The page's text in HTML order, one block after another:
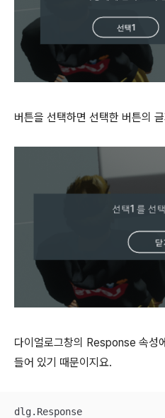
버튼을 선택하면 선택한 버튼의
다이얼로그창의 Response 속성
들어 있기 때문이지요.
dlg.Response